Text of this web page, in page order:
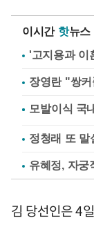
이시간 핫뉴스
'고지용과 이
장영란 "쌍
정청래 또
유혜정, 자
김 당선인은 4